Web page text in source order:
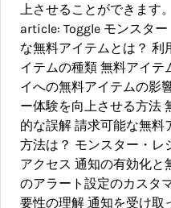
上させることができま
article: Toggle モンスタ
な無料アイテムとは？ 利
イテムの種類 無料アイテ
イへの無料アイテムの影
ー体験を向上させる方法
的な誤解 請求可能な無料
方法は？ モンスター・レ
アクセス 通知の有効化と
のアラート設定のカスタ
要性の理解 通知を受け取